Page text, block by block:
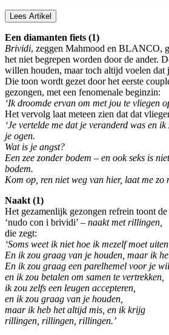
Lees Artikel
Een diamanten fiets (1)
Brividi, zeggen Mahmood en BLANCO,
het niet begrepen worden door de ander.
willen houden, maar toch altijd voelen dat
Die toon wordt gezet door het eerste
gezongen, met een fenomenale beginzin:
‘Ik droomde ervan om met jou te vliegen
Het vervolg laat meteen zien dat dat
‘Je vertelde me dat je veranderd was en
je ogen.
Wat is je angst?
Een zee zonder bodem – en ook seks is
bodem.
Kom op, ren niet weg van hier, laat me zo
Naakt (1)
Het gezamenlijk gezongen refrein toont
‘nudo con i brividi’ – naakt met rillingen,
die zegt:
‘Soms weet ik niet hoe ik mezelf moet uiten
En ik zou graag van je houden, maar ik
En ik zou graag een parelhemel voor je
en ik zou betalen om samen te vertrekken,
ik zou zelfs een leugen accepteren,
en ik zou graag van je houden,
maar ik heb het altijd mis, en ik krijg
rillingen, rillingen, rillingen.’